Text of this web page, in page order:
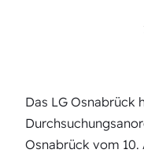
Das LG Osnabrück
Osnabrück vom